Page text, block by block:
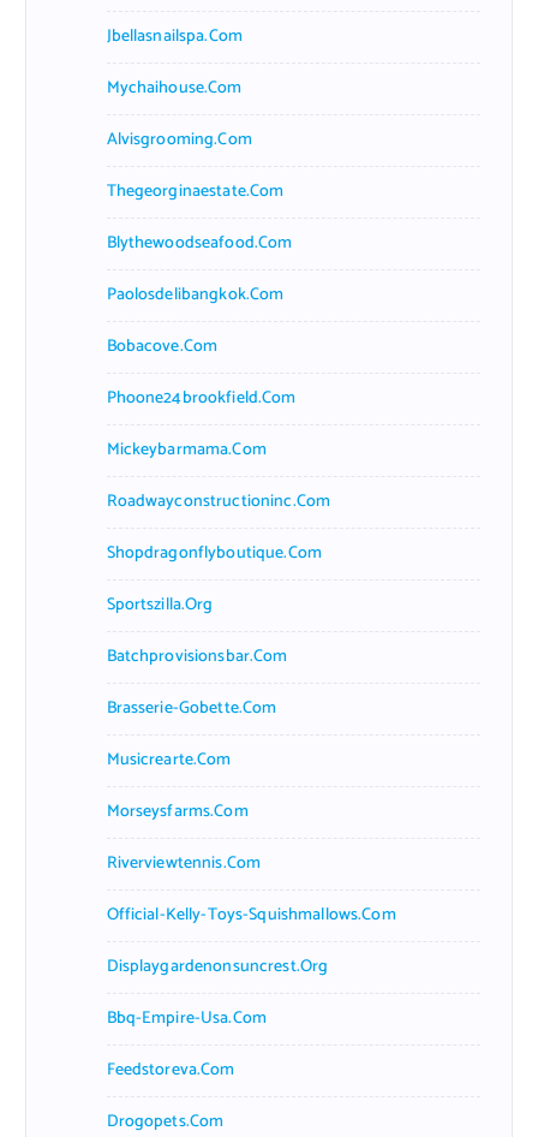
Jbellasnailspa.com
Mychaihouse.com
Alvisgrooming.com
Thegeorginaestate.com
Blythewoodseafood.com
Paolosdelibangkok.com
Bobacove.com
Phoone24brookfield.com
Mickeybarmama.com
Roadwayconstructioninc.com
Shopdragonflyboutique.com
Sportszilla.org
Batchprovisionsbar.com
Brasserie-Gobette.com
Musicrearte.com
Morseysfarms.com
Riverviewtennis.com
Official-Kelly-Toys-Squishmallows.com
Displaygardenonsuncrest.org
Bbq-Empire-Usa.com
Feedstoreva.com
Drogopets.com